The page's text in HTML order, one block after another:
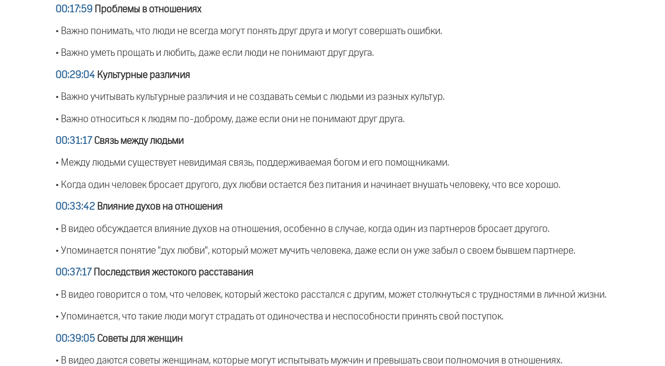
00:17:59 Проблемы в отношениях
• Важно понимать, что люди не всегда могут понять друг друга и могут совершать ошибки.
• Важно уметь прощать и любить, даже если люди не понимают друг друга.
00:29:04 Культурные различия
• Важно учитывать культурные различия и не создавать семьи с людьми из разных культур.
• Важно относиться к людям по-доброму, даже если они не понимают друг друга.
00:31:17 Связь между людьми
• Между людьми существует невидимая связь, поддерживаемая богом и его помощниками.
• Когда один человек бросает другого, дух любви остается без питания и начинает внушать человеку, что все хорошо.
00:33:42 Влияние духов на отношения
• В видео обсуждается влияние духов на отношения, особенно в случае, когда один из партнеров бросает другого.
• Упоминается понятие "дух любви", который может мучить человека, даже если он уже забыл о своем бывшем партнере.
00:37:17 Последствия жестокого расставания
• В видео говорится о том, что человек, который жестоко расстался с другим, может столкнуться с трудностями в личной жизни.
• Упоминается, что такие люди могут страдать от одиночества и неспособности принять свой поступок.
00:39:05 Советы для женщин
• В видео даются советы женщинам, которые могут испытывать мужчин и превышать свои полномочия в отношениях.